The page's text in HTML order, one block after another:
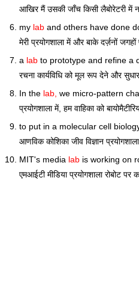
आखिर मैं उसकी जाँच किसी लैबोरेटरी में
my lab and others have done
मेरी प्रयोगशाला में और बाके दर्ज़नों जगहों
a lab to prototype and refine a
रचना कार्यविधि को मूल रूप देने और
In the lab, we micro-pattern
प्रयोगशाला में, हम वाहिका को
to put in a molecular cell
आणविक कोशिका जीव विज्ञान
MIT's media lab is working on
एमआईटी मीडिया प्रयोगशाला रोबोट पर